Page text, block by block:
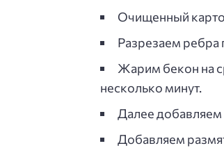
Очищенный
Разрезаем ребра
Жарим бекон на
несколько минут.
Далее добавляем
Добавляем